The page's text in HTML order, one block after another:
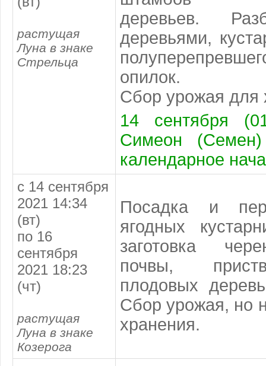
растущая
Луна в знаке
Стрельца
деревьев.
деревьями,
опилок.
Сбор урожая для
14 сентября
Симеон
календарное
с 14 сентября
2021 14:34
(вт)
по 16
сентября
2021 18:23
(чт)
растущая
Луна в знаке
Козерога
Посадка и
ягодных
заготовка
почвы,
плодовых
Сбор урожая, но
хранения.